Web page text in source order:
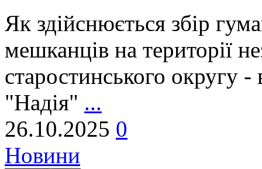
Як здійснюється збір
мешканців на території
старостинського округу -
"Надія" ...
26.10.2025 0
Новини